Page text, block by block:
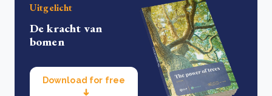
Uitgelicht
De kracht van
bomen
Download for free